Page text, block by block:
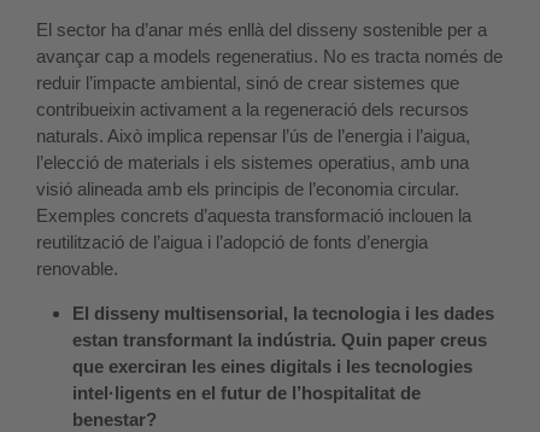
El sector ha d’anar més enllà del disseny sostenible per a
avançar cap a models regeneratius. No es tracta només de
reduir l’impacte ambiental, sinó de crear sistemes que
contribueixin activament a la regeneració dels recursos
naturals. Això implica repensar l’ús de l’energia i l’aigua,
l’elecció de materials i els sistemes operatius, amb una
visió alineada amb els principis de l’economia circular.
Exemples concrets d’aquesta transformació inclouen la
reutilització de l’aigua i l’adopció de fonts d’energia
renovable.
El disseny multisensorial, la tecnologia i les dades
estan transformant la indústria. Quin paper creus
que exerciran les eines digitals i les tecnologies
intel·ligents en el futur de l’hospitalitat de
benestar?